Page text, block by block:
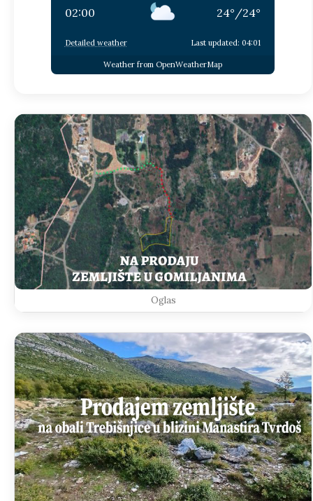
02:00 24° /24°
Detailed weather Last updated: 04:01
Weather from OpenWeatherMap
Oglas